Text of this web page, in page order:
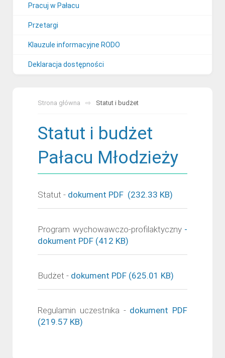
Strona główna Statut i budżet
Statut i budżet
Pałacu Młodzieży
Statut - dokument PDF (232.33 KB)
Program wychowawczo-profilaktyczny -
dokument PDF (412 KB)
Budżet - dokument PDF (625.01 KB)
Regulamin uczestnika - dokument PDF
(219.57 KB)
Pracuj w Pałacu
Przetargi
Klauzule informacyjne RODO
Deklaracja dostępności